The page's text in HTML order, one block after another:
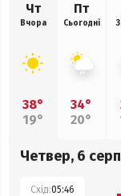
Чт
Вчора
38°
19°
Пт
Сьогодні
34°
20°
Четвер, 6
Схід:05:46